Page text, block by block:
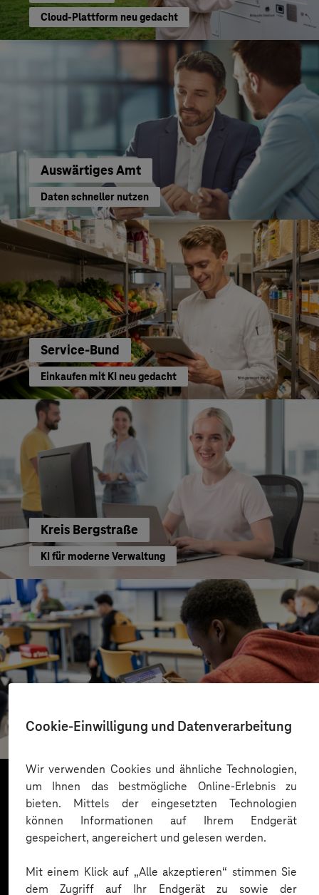
Cookie-Einwilligung und Datenverarbeitung
Wir verwenden Cookies und ähnliche Technologien,
um Ihnen das bestmögliche Online-Erlebnis zu
bieten. Mittels der eingesetzten Technologien
können Informationen auf Ihrem Endgerät
gespeichert, angereichert und gelesen werden.
Mit einem Klick auf „Alle akzeptieren“ stimmen Sie
dem Zugriff auf Ihr Endgerät zu sowie der
Cloud-Plattform neu gedacht
Auswärtiges Amt
Daten schneller nutzen
Service-Bund
Einkaufen mit KI neu gedacht
Kreis Bergstraße
KI für moderne Verwaltung
Mit KI Sprachbarrieren überwinden
Mehr laden